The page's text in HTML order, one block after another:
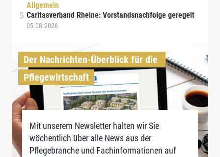
Allgemein
Caritasverband Rheine: Vorstandsnachfolge geregelt
05.08.2026
Der Nachrichten-Überblick für die
Pflegewirtschaft
Mit unserem Newsletter halten wir Sie
wöchentlich über alle News aus der
Pflegebranche und Fachinformationen auf